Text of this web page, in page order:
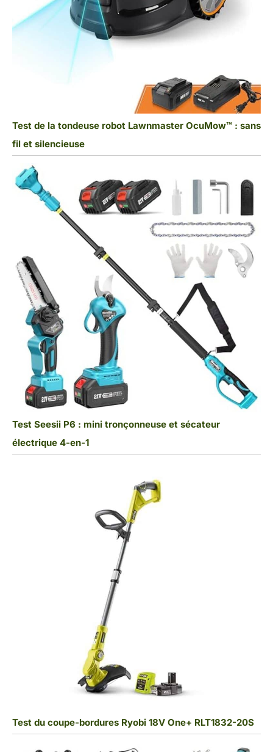
Test de la tondeuse robot Lawnmaster OcuMow™ : sans
fil et silencieuse
Test Seesii P6 : mini tronçonneuse et sécateur
électrique 4-en-1
Test du coupe-bordures Ryobi 18V One+ RLT1832-20S